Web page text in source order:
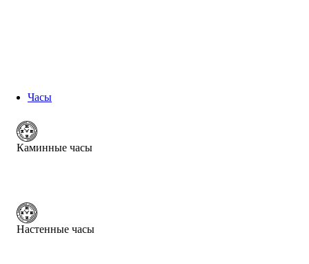
Часы
Каминные часы
Настенные часы